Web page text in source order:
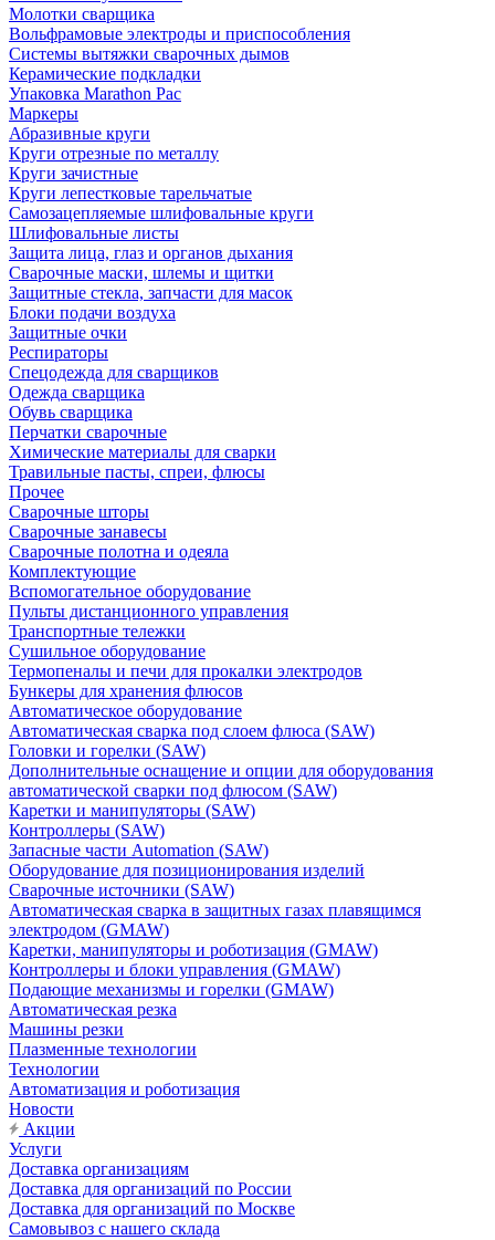
Молотки сварщика
Вольфрамовые электроды и приспособления
Системы вытяжки сварочных дымов
Керамические подкладки
Упаковка Marathon Pac
Маркеры
Абразивные круги
Круги отрезные по металлу
Круги зачистные
Круги лепестковые тарельчатые
Самозацепляемые шлифовальные круги
Шлифовальные листы
Защита лица, глаз и органов дыхания
Сварочные маски, шлемы и щитки
Защитные стекла, запчасти для масок
Блоки подачи воздуха
Защитные очки
Респираторы
Спецодежда для сварщиков
Одежда сварщика
Обувь сварщика
Перчатки сварочные
Химические материалы для сварки
Травильные пасты, спреи, флюсы
Прочее
Сварочные шторы
Сварочные занавесы
Сварочные полотна и одеяла
Комплектующие
Вспомогательное оборудование
Пульты дистанционного управления
Транспортные тележки
Сушильное оборудование
Термопеналы и печи для прокалки электродов
Бункеры для хранения флюсов
Автоматическое оборудование
Автоматическая сварка под слоем флюса (SAW)
Головки и горелки (SAW)
Дополнительные оснащение и опции для оборудования
автоматической сварки под флюсом (SAW)
Каретки и манипуляторы (SAW)
Контроллеры (SAW)
Запасные части Automation (SAW)
Оборудование для позиционирования изделий
Сварочные источники (SAW)
Автоматическая сварка в защитных газах плавящимся
электродом (GMAW)
Каретки, манипуляторы и роботизация (GMAW)
Контроллеры и блоки управления (GMAW)
Подающие механизмы и горелки (GMAW)
Автоматическая резка
Машины резки
Плазменные технологии
Технологии
Автоматизация и роботизация
Новости
Акции
Услуги
Доставка организациям
Доставка для организаций по России
Доставка для организаций по Москве
Самовывоз с нашего склада